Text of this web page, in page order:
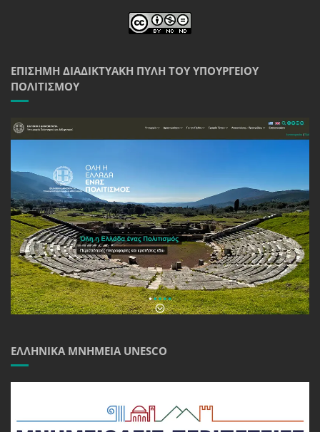
ΕΠΊΣΗΜΗ ΔΙΑΔΙΚΤΥΑΚΉ ΠΎΛΗ ΤΟΥ ΥΠΟΥΡΓΕΊΟΥ
ΠΟΛΙΤΙΣΜΟΎ
ΕΛΛΗΝΙΚΆ ΜΝΗΜΕΊΑ UNESCO